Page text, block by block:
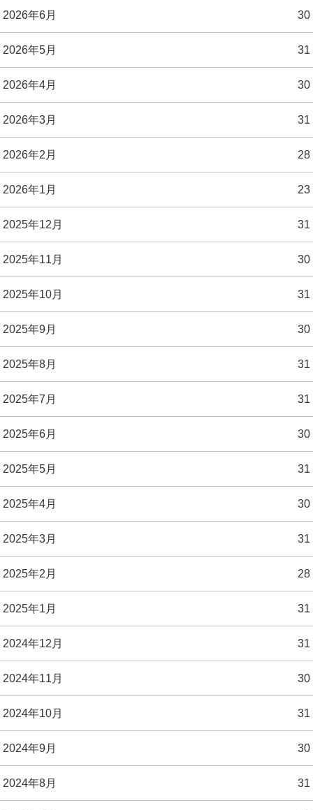
2026年6月 30
2026年5月 31
2026年4月 30
2026年3月 31
2026年2月 28
2026年1月 23
2025年12月 31
2025年11月 30
2025年10月 31
2025年9月 30
2025年8月 31
2025年7月 31
2025年6月 30
2025年5月 31
2025年4月 30
2025年3月 31
2025年2月 28
2025年1月 31
2024年12月 31
2024年11月 30
2024年10月 31
2024年9月 30
2024年8月 31